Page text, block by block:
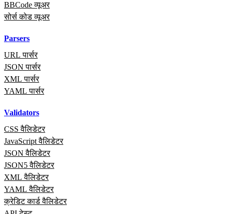
BBCode व्यूअर
सोर्स कोड व्यूअर
Parsers
URL पार्सर
JSON पार्सर
XML पार्सर
YAML पार्सर
Validators
CSS वैलिडेटर
JavaScript वैलिडेटर
JSON वैलिडेटर
JSON5 वैलिडेटर
XML वैलिडेटर
YAML वैलिडेटर
क्रेडिट कार्ड वैलिडेटर